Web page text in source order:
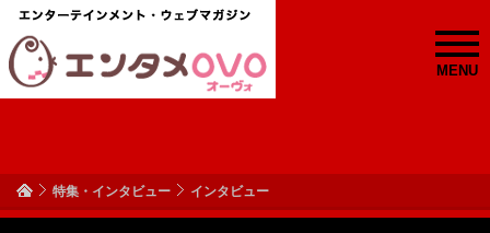
MENU
特集・インタビュー インタビュー